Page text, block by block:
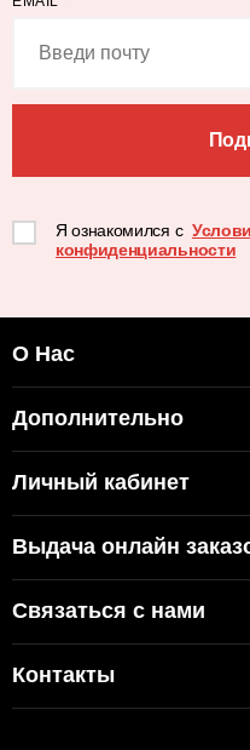
Я ознакомился с
конфиденциальности
О Нас
Дополнительно
Личный кабинет
Выдача онлайн
Связаться с нами
Контакты